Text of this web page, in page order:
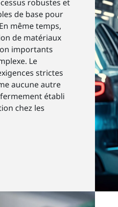
robustes et
de base pour
même temps,
de matériaux
importants
Le
strictes
aucune autre
établi
chez les